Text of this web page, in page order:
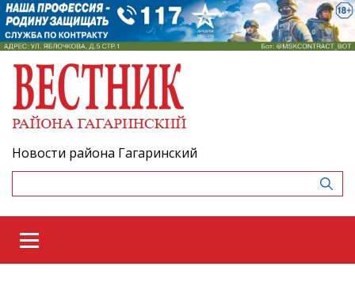
Новости района Гагаринский